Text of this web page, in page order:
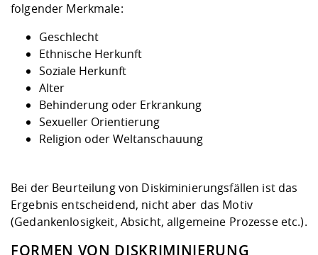
Fremdsprachen
Career Service
Angebote für
Kontakt und Anfahrt
Qualitätssicherung
folgender Merkmale:
Geschlecht
Ethnische Herkunft
Soziale Herkunft
Alter
Behinderung oder Erkrankung
Sexueller Orientierung
Religion oder Weltanschauung
Bei der Beurteilung von Diskiminierungsfällen ist das
Ergebnis entscheidend, nicht aber das Motiv
(Gedankenlosigkeit, Absicht, allgemeine Prozesse etc.).
FORMEN VON DISKRIMINIERUNG